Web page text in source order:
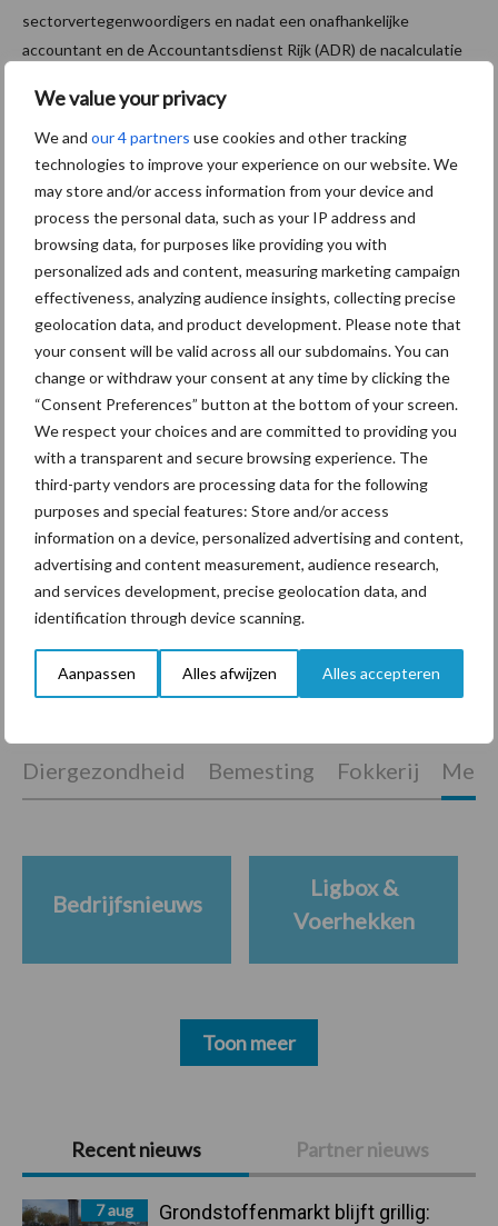
We value your privacy
We and our 4 partners use cookies and other tracking
technologies to improve your experience on our website. We
may store and/or access information from your device and
process the personal data, such as your IP address and
browsing data, for purposes like providing you with
personalized ads and content, measuring marketing campaign
effectiveness, analyzing audience insights, collecting precise
geolocation data, and product development. Please note that
your consent will be valid across all our subdomains. You can
change or withdraw your consent at any time by clicking the
“Consent Preferences” button at the bottom of your screen.
We respect your choices and are committed to providing you
with a transparent and secure browsing experience. The
third-party vendors are processing data for the following
purposes and special features: Store and/or access
information on a device, personalized advertising and content,
advertising and content measurement, audience research,
and services development, precise geolocation data, and
identification through device scanning.
Aanpassen Alles afwijzen Alles accepteren
sectorvertegenwoordigers en nadat een onafhankelijke
accountant en de Accountantsdienst Rijk (ADR) de nacalculatie
Primaire
Sidebar
Recent nieuws Partner nieuws
7 aug
Grondstoffenmarkt blijft grillig:
Aanbevolen voor jou!
Grondstoffenmarkt blijft
grillig: droogte en
geopolitiek houden handel
in de greep
De speenhuid: een vaak
onderschatte risicofactor
voor mastitis
ForFarmers ziet volume en
marktaandeel groeien in
krimpende Nederlandse
markt
Diergezondheid Bemesting Fokkerij
Bedrijfsnieuws
Ligbox &
Voerhekken
Toon meer